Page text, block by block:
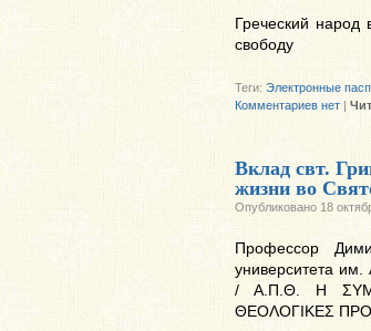
Греческий народ
свободу
Теги: Электронные
Комментариев нет |
Вклад свт.
жизни во
Опубликовано 18
Профессор
университета
/ Α.Π.Θ. Η
ΘΕΟΛΟΓΙΚΕΣ